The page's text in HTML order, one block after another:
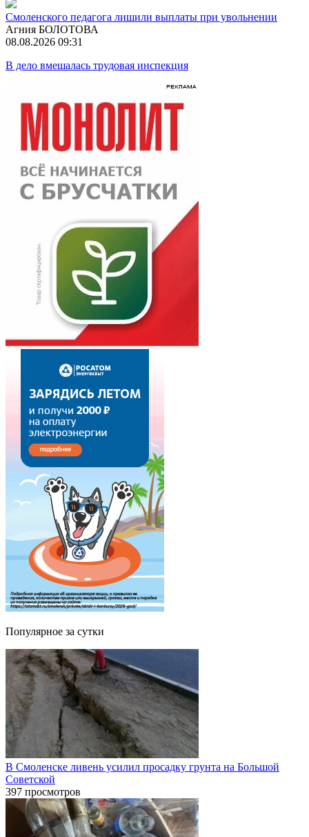
Смоленского педагога лишили выплаты при увольнении
Агния БОЛОТОВА
08.08.2026 09:31
В дело вмешалась трудовая инспекция
Популярное за сутки
В Смоленске ливень усилил просадку грунта на Большой
Советской
397 просмотров